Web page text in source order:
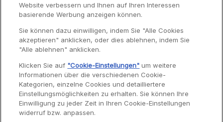
Service
Garantie
Reparaturen
Bedienungsanleitungen
Häufig gestellte Fragen
Kontaktseite
Website verbessern und Ihnen auf Ihren Interessen
basierende Werbung anzeigen können.
Sie können dazu einwilligen, indem Sie "Alle Cookies
akzeptieren" anklicken, oder dies ablehnen, indem Sie
"Alle ablehnen" anklicken.
Klicken Sie auf "Cookie-Einstellungen" um weitere
Informationen über die verschiedenen Cookie-
Kategorien, einzelne Cookies und detailliertere
Einstellungsmöglichkeiten zu erhalten. Sie können Ihre
Einwilligung zu jeder Zeit in Ihren Cookie-Einstellungen
widerruf bzw. anpassen.